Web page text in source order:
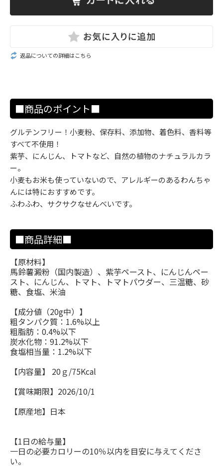
返品についての詳細はこちら
■商品のポイント■
グルテンフリー！小麦粉、保存料、添加物、着色料、香料等
すべて不使用！
紫芋、にんじん、トマトなど、自然の植物のナチュラルカラ
ー。
小麦もお米も使っていないので、アレルギーのあるわんちゃ
んには特におすすめです。
ふわふわ、サクサクなせんべいです。
■商品詳細■
【原材料】
馬鈴薯澱粉（国内製造）、紫芋ペースト、にんじんペー
スト、にんじん、トマト、トマトパウダー、三温糖、砂
糖、食塩、米油
【成分値（20g中）】
粗タンパク質：1.6%以上
粗脂肪：0.4%以下
炭水化物：91.2%以下
食塩相当量：1.2%以下
【内容量】 20ｇ/75Kcal
【賞味期限】2026/10/1
【原産地】日本
【1日の給与量】
一日の必要カロリーの10％以内を目安に与えてくださ
い。